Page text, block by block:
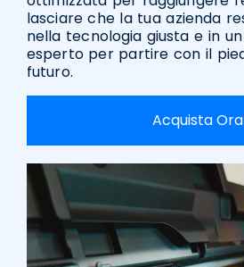
lasciare che la tua azienda
nella tecnologia giusta e in
esperto per partire con il
futuro.
Acquista